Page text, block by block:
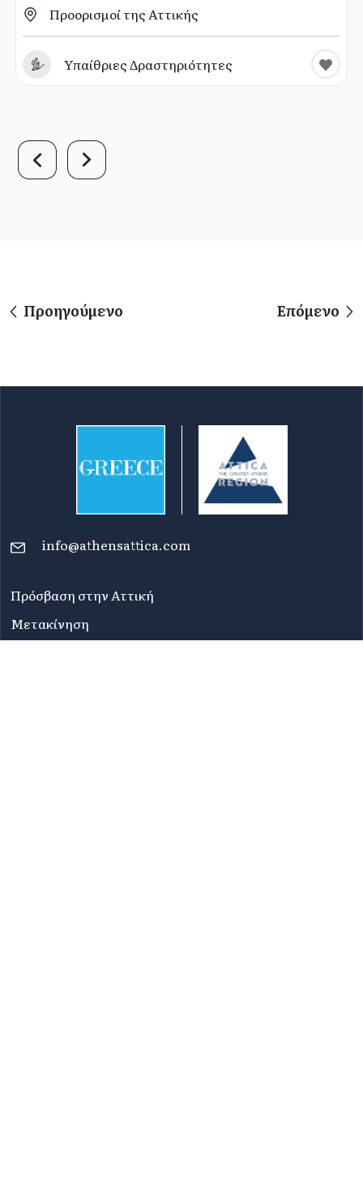
Προορισμοί της Αττικής
Υπαίθριες Δραστηριότητες
Προηγούμενο Επόμενο
info@athensattica.com
Πρόσβαση στην Αττική
Μετακίνηση